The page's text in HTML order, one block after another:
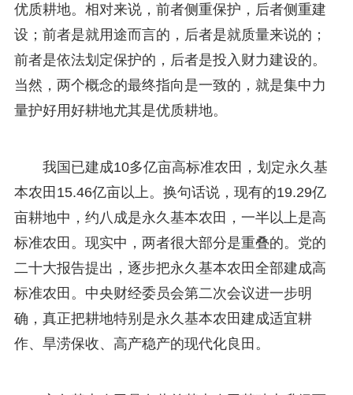
优质耕地。相对来说，前者侧重保护，后者侧重建
设；前者是就用途而言的，后者是就质量来说的；
前者是依法划定保护的，后者是投入财力建设的。
当然，两个概念的最终指向是一致的，就是集中力
量护好用好耕地尤其是优质耕地。
我国已建成10多亿亩高标准农田，划定永久基
本农田15.46亿亩以上。换句话说，现有的19.29亿
亩耕地中，约八成是永久基本农田，一半以上是高
标准农田。现实中，两者很大部分是重叠的。党的
二十大报告提出，逐步把永久基本农田全部建成高
标准农田。中央财经委员会第二次会议进一步明
确，真正把耕地特别是永久基本农田建成适宜耕
作、旱涝保收、高产稳产的现代化良田。